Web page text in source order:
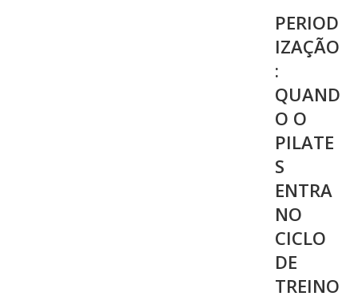
PERIOD
IZAÇÃO
:
QUAND
O O
PILATE
S
ENTRA
NO
CICLO
DE
TREINO